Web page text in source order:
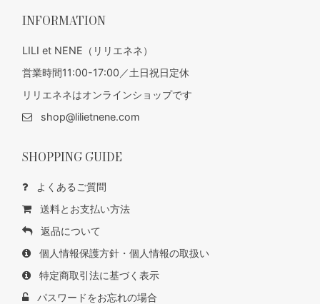
INFORMATION
LILI et NENE（リリエネネ）
営業時間11:00-17:00／土日祝日定休
リリエネネはオンラインショップです
shop@lilietnene.com
SHOPPING GUIDE
よくあるご質問
送料とお支払い方法
返品について
個人情報保護方針・個人情報の取扱い
特定商取引法に基づく表示
パスワードをお忘れの場合